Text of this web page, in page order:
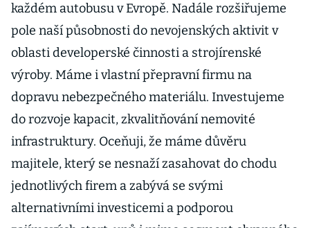
každém autobusu v Evropě. Nadále rozšiřujeme
pole naší působnosti do nevojenských aktivit v
oblasti developerské činnosti a strojírenské
výroby. Máme i vlastní přepravní firmu na
dopravu nebezpečného materiálu. Investujeme
do rozvoje kapacit, zkvalitňování nemovité
infrastruktury. Oceňuji, že máme důvěru
majitele, který se nesnaží zasahovat do chodu
jednotlivých firem a zabývá se svými
alternativními investicemi a podporou